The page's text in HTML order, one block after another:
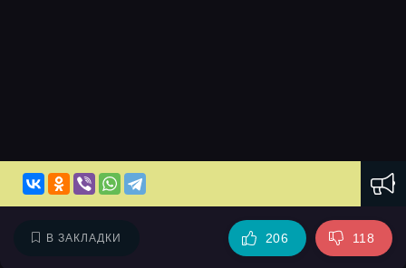
В ЗАКЛАДКИ 206 118